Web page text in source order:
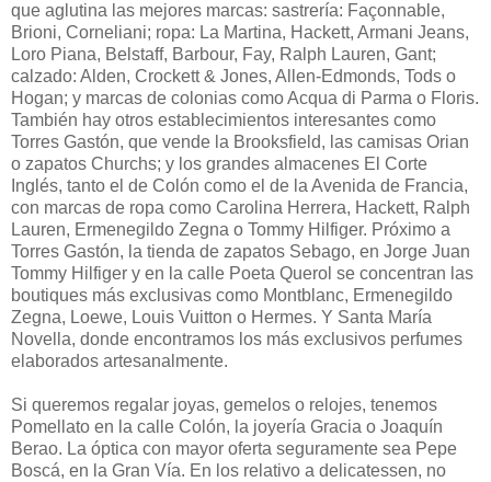
que aglutina las mejores marcas: sastrería: Façonnable,
Brioni, Corneliani; ropa: La Martina, Hackett, Armani Jeans,
Loro Piana, Belstaff, Barbour, Fay, Ralph Lauren, Gant;
calzado: Alden, Crockett & Jones, Allen-Edmonds, Tods o
Hogan; y marcas de colonias como Acqua di Parma o Floris.
También hay otros establecimientos interesantes como
Torres Gastón, que vende la Brooksfield, las camisas Orian
o zapatos Churchs; y los grandes almacenes El Corte
Inglés, tanto el de Colón como el de la Avenida de Francia,
con marcas de ropa como Carolina Herrera, Hackett, Ralph
Lauren, Ermenegildo Zegna o Tommy Hilfiger. Próximo a
Torres Gastón, la tienda de zapatos Sebago, en Jorge Juan
Tommy Hilfiger y en la calle Poeta Querol se concentran las
boutiques más exclusivas como Montblanc, Ermenegildo
Zegna, Loewe, Louis Vuitton o Hermes. Y Santa María
Novella, donde encontramos los más exclusivos perfumes
elaborados artesanalmente.
Si queremos regalar joyas, gemelos o relojes, tenemos
Pomellato en la calle Colón, la joyería Gracia o Joaquín
Berao. La óptica con mayor oferta seguramente sea Pepe
Boscá, en la Gran Vía. En los relativo a delicatessen, no